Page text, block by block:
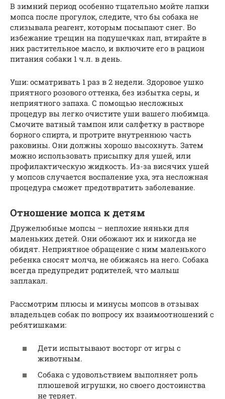
В зимний период особенно тщательно мойте лапки
мопса после прогулок, следите, что бы собака не
слизывала реагент, которым посыпают снег. Во
избежание трещин на подушечках лап, втирайте в
них растительное масло, и включите его в рацион
питания собаки 1 ч.л. в день.
Уши: осматривать 1 раз в 2 недели. Здоровое ушко
приятного розового оттенка, без избытка серы, и
неприятного запаха. С помощью несложных
процедур вы легко очистите уши вашего любимца.
Смочите ватный тампон или салфетку в растворе
борного спирта, и протрите внутреннюю часть
раковины. Они должны хорошо высохнуть. Затем
можно использовать присыпку для ушей, или
профилактическую жидкость. Из-за висячих ушей
у мопсов случается воспаление уха, эта несложная
процедура сможет предотвратить заболевание.
Отношение мопса к детям
Дружелюбные мопсы – неплохие няньки для
маленьких детей. Они обожают их и никогда не
обидят. Неприятное обращение с ним маленького
ребенка сносят молча, не обижаясь на него. Собака
всегда предупредит родителей, что малыш
заплакал.
Рассмотрим плюсы и минусы мопсов в отзывах
владельцев собак по вопросу их взаимоотношений с
ребятишками:
Дети испытывают восторг от игры с
животным.
Собака с удовольствием выполняет роль
плюшевой игрушки, но своего достоинства
не теряет.